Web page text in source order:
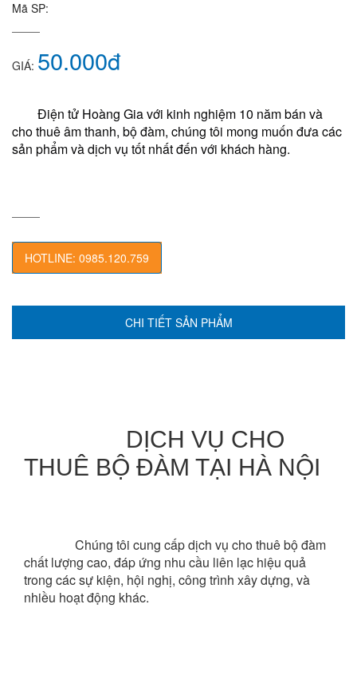
Mã SP:
GIÁ: 50.000đ
Điện tử Hoàng Gia với kinh nghiệm 10 năm bán và
cho thuê âm thanh, bộ đàm, chúng tôi mong muốn đưa các
sản phẩm và dịch vụ tốt nhất đến với khách hàng.
HOTLINE: 0985.120.759
CHI TIẾT SẢN PHẨM
DỊCH VỤ CHO
THUÊ BỘ ĐÀM TẠI HÀ NỘI
Chúng tôi cung cấp dịch vụ cho thuê bộ đàm
chất lượng cao, đáp ứng nhu cầu liên lạc hiệu quả
trong các sự kiện, hội nghị, công trình xây dựng, và
nhiều hoạt động khác.